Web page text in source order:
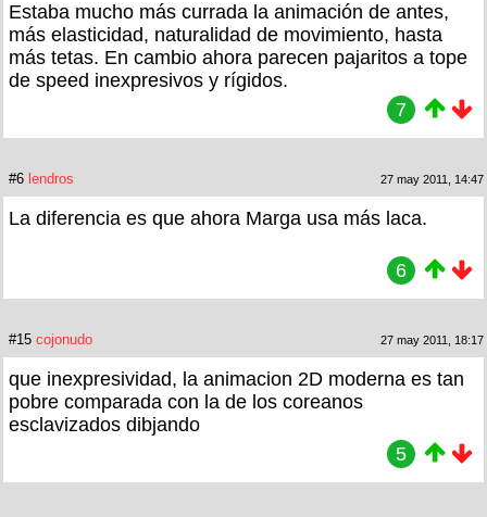
Estaba mucho más currada la animación de antes,
más elasticidad, naturalidad de movimiento, hasta
más tetas. En cambio ahora parecen pajaritos a tope
de speed inexpresivos y rígidos.
7
#6 lendros 27 may 2011, 14:47
La diferencia es que ahora Marga usa más laca.
6
#15 cojonudo 27 may 2011, 18:17
que inexpresividad, la animacion 2D moderna es tan
pobre comparada con la de los coreanos
esclavizados dibjando
5